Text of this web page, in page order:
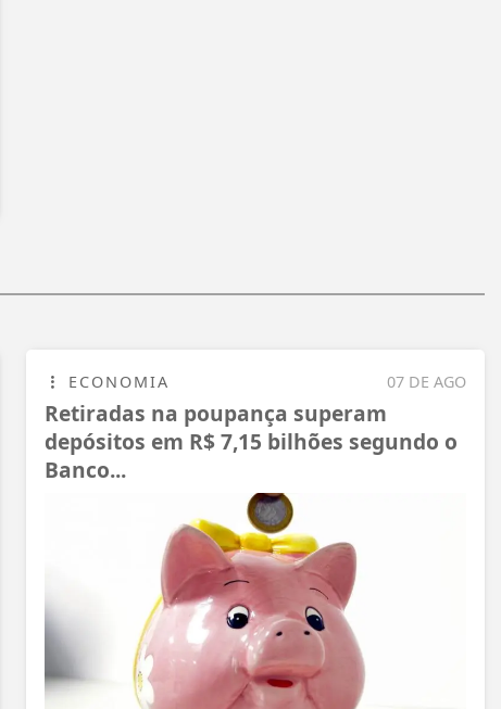
07 DE AGO
ECONOMIA
Retiradas na poupança superam
depósitos em R$ 7,15 bilhões segundo o
Banco...